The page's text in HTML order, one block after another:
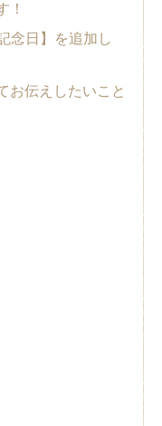
！
念日】を追加し
お伝えしたいこと